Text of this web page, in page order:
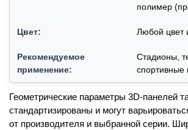
полимер
Любой цвет
Стадионы,
спортивные
Геометрические параметры 3D-панелей
стандартизированы и могут
от производителя и выбранной серии.